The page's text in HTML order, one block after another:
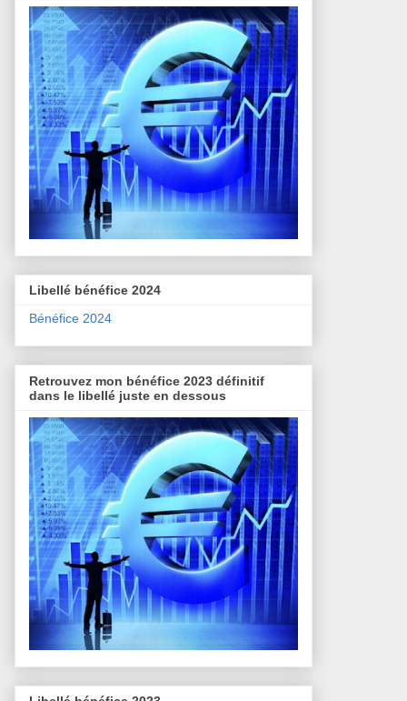
Libellé bénéfice 2024
Bénéfice 2024
Retrouvez mon bénéfice 2023 définitif
dans le libellé juste en dessous